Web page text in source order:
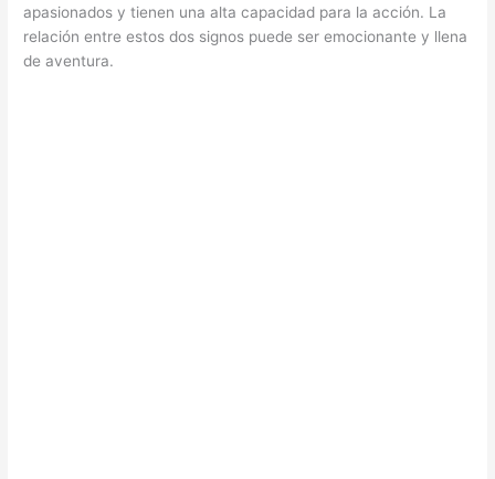
apasionados y tienen una alta capacidad para la acción. La
relación entre estos dos signos puede ser emocionante y llena
de aventura.